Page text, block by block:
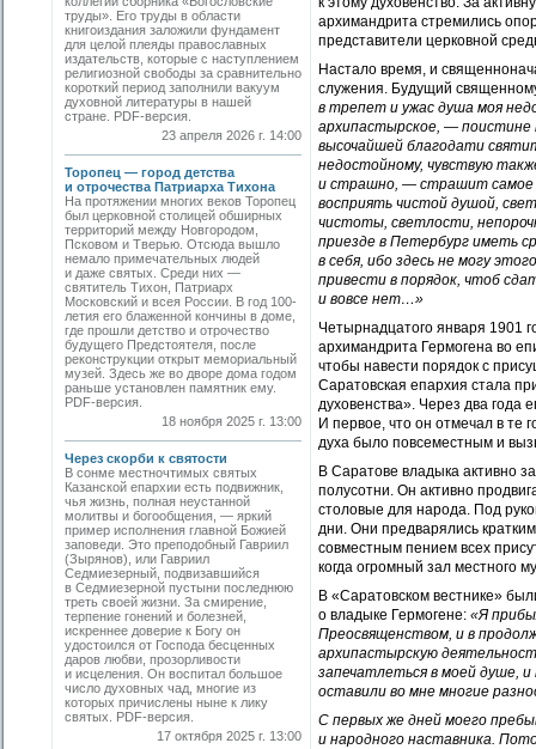
труды». Его труды в области
книгоиздания заложили фундамент
для целой плеяды православных
издательств, которые с наступлением
религиозной свободы за сравнительно
короткий период заполнили вакуум
духовной литературы в нашей
стране. PDF-версия.
23 апреля 2026 г. 14:00
Торопец — город детства
и отрочества Патриарха Тихона
На протяжении многих веков Торопец
был церковной столицей обширных
территорий между Новгородом,
Псковом и Тверью. Отсюда вышло
немало примечательных людей
и даже святых. Среди них —
святитель Тихон, Патриарх
Московский и всея России. В год 100-
летия его блаженной кончины в доме,
где прошли детство и отрочество
будущего Предстоятеля, после
реконструкции открыт мемориальный
музей. Здесь же во дворе дома годом
раньше установлен памятник ему.
PDF-версия.
18 ноября 2025 г. 13:00
Через скорби к святости
В сонме местночтимых святых
Казанской епархии есть подвижник,
чья жизнь, полная неустанной
молитвы и богообщения, — яркий
пример исполнения главной Божией
заповеди. Это преподобный Гавриил
(Зырянов), или Гавриил
Седмиезерный, подвизавшийся
в Седмиезерной пустыни последнюю
треть своей жизни. За смирение,
терпение гонений и болезней,
искреннее доверие к Богу он
удостоился от Господа бесценных
даров любви, прозорливости
и исцеления. Он воспитал большое
число духовных чад, многие из
которых причислены ныне к лику
святых. PDF-версия.
17 октября 2025 г. 13:00
архимандрита стремились
представители церковной
Настало время, и
служения. Будущий
в трепет и ужас душа моя
архипастырское, —
высочайшей благодати
недостойному, чувствую
и страшно, — страшит самое
восприять чистой душой,
чистоты, светлости,
приезде в Петербург иметь
в себя, ибо здесь не могу
привести в порядок, чтоб
и вовсе нет…»
Четырнадцатого января 1901
архимандрита Гермогена во
чтобы навести порядок с
Саратовская епархия стала
духовенства». Через два года
И первое, что он отмечал в те
духа было повсеместным и
В Саратове владыка активно
полусотни. Он активно
столовые для народа. Под
дни. Они предварялись
совместным пением всех
когда огромный зал местного
В «Саратовском вестнике»
о владыке Гермогене: «Я
Преосвященством, и в
архипастырскую
запечатлеться в моей душе,
оставили во мне многие
С первых же дней моего
и народного наставника.